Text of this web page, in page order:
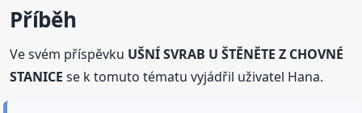
Příběh
Ve svém příspěvku UŠNÍ SVRAB U ŠTĚNĚTE Z CHOVNÉ
STANICE se k tomuto tématu vyjádřil uživatel Hana.